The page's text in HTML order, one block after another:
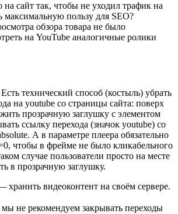
на сайт так, чтобы не уходил трафик на
максимальную пользу для SEO?
обзора товара не было
на YouTube аналогичные ролики
технический способ (костыль) убрать
на youtube со страницы сайта: поверх
прозрачную заглушку с элементом
ссылку перехода (значок youtube) со
А в параметре плеера обязательно
чтобы в фрейме не было кликабельного
случае пользователи просто на месте
в прозрачную заглушку.
хранить видеоконтент на своём сервере.
не рекомендуем закрывать переходы